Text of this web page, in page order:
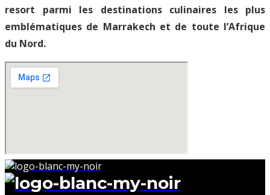
resort parmi les destinations culinaires les plus
emblématiques de Marrakech et de toute l’Afrique
du Nord.